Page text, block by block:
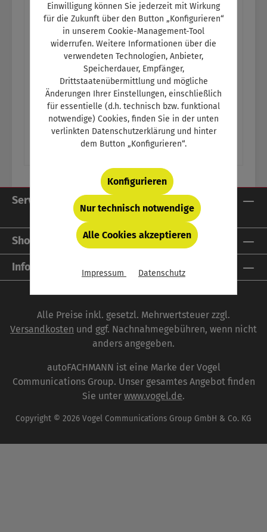
Management im Kfz-
Betrieb
Varianten ab47,84 €
Regulärer Preis:
59,80 €
Service-Hotline
Shop Service
Informationen
Alle Preise inkl. gesetzl. Mehrwertsteuer zzgl.
Versandkosten und ggf. Nachnahmegebühren, wenn nicht
anders angegeben.
autoFACHMANN ist eine Marke der Vogel
Communications Group. Unser gesamtes Angebot finden
Sie unter www.vogel.de.
Copyright © 2026 Vogel Communications Group GmbH & Co. KG
Einwilligung können Sie jederzeit mit Wirkung
für die Zukunft über den Button „Konfigurieren“
in unserem Cookie-Management-Tool
widerrufen. Weitere Informationen über die
verwendeten Technologien, Anbieter,
Speicherdauer, Empfänger,
Drittstaatenübermittlung und mögliche
Änderungen Ihrer Einstellungen, einschließlich
für essentielle (d.h. technisch bzw. funktional
notwendige) Cookies, finden Sie in der unten
verlinkten Datenschutzerklärung und hinter
dem Button „Konfigurieren“.
Nur technisch notwendige
Konfigurieren
Alle Cookies akzeptieren
Impressum Datenschutz